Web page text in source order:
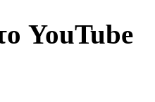
YouTube